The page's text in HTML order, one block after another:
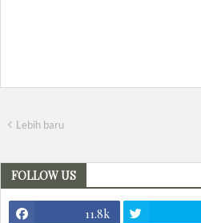
Lebih baru
FOLLOW US
11.8k